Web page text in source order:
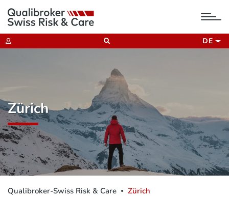
DE
Zürich
Qualibroker-Swiss Risk & Care Zürich